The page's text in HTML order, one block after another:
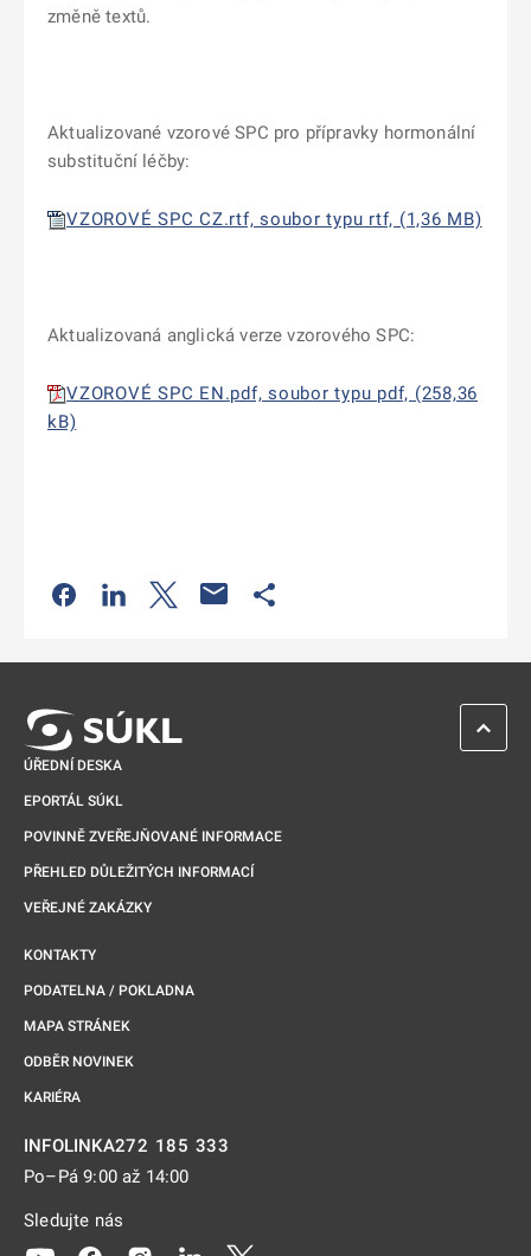
změně textů.
Aktualizované vzorové SPC pro přípravky hormonální
substituční léčby:
VZOROVÉ SPC CZ.rtf, soubor typu rtf, (1,36 MB)
Aktualizovaná anglická verze vzorového SPC:
VZOROVÉ SPC EN.pdf, soubor typu pdf, (258,36
kB)
Odkaz se otevře na nové kartě
Odkaz se otevře na nové kartě
Odkaz se otevře na nové kartě
ÚŘEDNÍ DESKA
EPORTÁL SÚKL
POVINNĚ ZVEŘEJŇOVANÉ INFORMACE
PŘEHLED DŮLEŽITÝCH INFORMACÍ
VEŘEJNÉ ZAKÁZKY
KONTAKTY
PODATELNA / POKLADNA
MAPA STRÁNEK
ODBĚR NOVINEK
KARIÉRA
INFOLINKA272 185 333
Po–Pá 9:00 až 14:00
Sledujte nás
ZPĚT